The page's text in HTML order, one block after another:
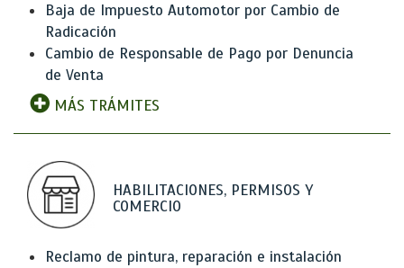
Baja de Impuesto Automotor por Cambio de
Radicación
Cambio de Responsable de Pago por Denuncia
de Venta
MÁS TRÁMITES
HABILITACIONES, PERMISOS Y
COMERCIO
Reclamo de pintura, reparación e instalación